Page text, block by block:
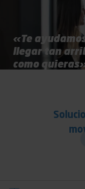
«Te ayudamos
llegar tan
como